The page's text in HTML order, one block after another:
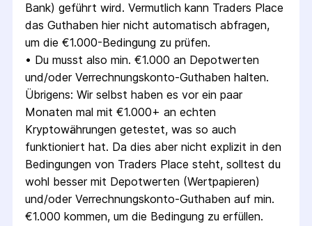
Bank) geführt wird. Vermutlich kann Traders Place
das Guthaben hier nicht automatisch abfragen,
um die €1.000-Bedingung zu prüfen.
• Du musst also min. €1.000 an Depotwerten
und/oder Verrechnungs­konto-Guthaben halten.
Übrigens: Wir selbst haben es vor ein paar
Monaten mal mit €1.000+ an echten
Kryptowährungen getestet, was so auch
funktioniert hat. Da dies aber nicht explizit in den
Bedingungen von Traders Place steht, solltest du
wohl besser mit Depotwerten (Wertpapieren)
und/oder Verrechnungs­konto-Guthaben auf min.
€1.000 kommen, um die Bedingung zu erfüllen.